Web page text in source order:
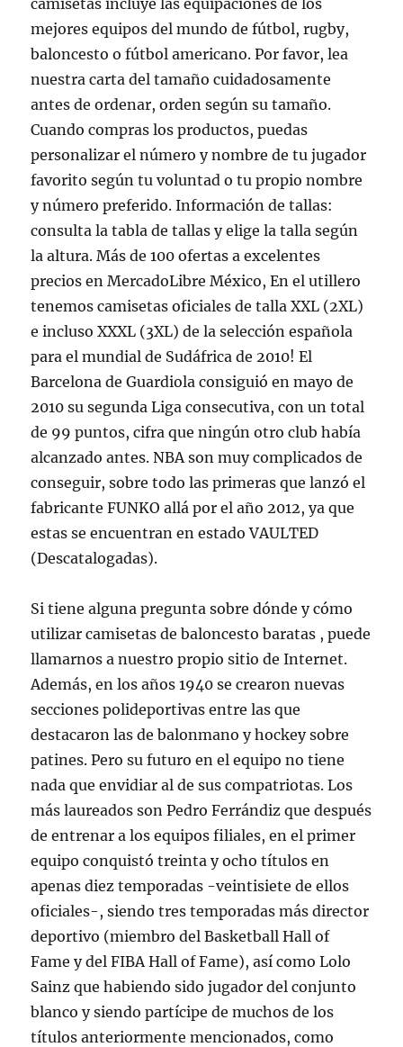
camisetas incluye las equipaciones de los
mejores equipos del mundo de fútbol, rugby,
baloncesto o fútbol americano. Por favor, lea
nuestra carta del tamaño cuidadosamente
antes de ordenar, orden según su tamaño.
Cuando compras los productos, puedas
personalizar el número y nombre de tu jugador
favorito según tu voluntad o tu propio nombre
y número preferido. Información de tallas:
consulta la tabla de tallas y elige la talla según
la altura. Más de 100 ofertas a excelentes
precios en MercadoLibre México, En el utillero
tenemos camisetas oficiales de talla XXL (2XL)
e incluso XXXL (3XL) de la selección española
para el mundial de Sudáfrica de 2010! El
Barcelona de Guardiola consiguió en mayo de
2010 su segunda Liga consecutiva, con un total
de 99 puntos, cifra que ningún otro club había
alcanzado antes. NBA son muy complicados de
conseguir, sobre todo las primeras que lanzó el
fabricante FUNKO allá por el año 2012, ya que
estas se encuentran en estado VAULTED
(Descatalogadas).
Si tiene alguna pregunta sobre dónde y cómo
utilizar camisetas de baloncesto baratas , puede
llamarnos a nuestro propio sitio de Internet.
Además, en los años 1940 se crearon nuevas
secciones polideportivas entre las que
destacaron las de balonmano y hockey sobre
patines. Pero su futuro en el equipo no tiene
nada que envidiar al de sus compatriotas. Los
más laureados son Pedro Ferrándiz que después
de entrenar a los equipos filiales, en el primer
equipo conquistó treinta y ocho títulos en
apenas diez temporadas -veintisiete de ellos
oficiales-, siendo tres temporadas más director
deportivo (miembro del Basketball Hall of
Fame y del FIBA Hall of Fame), así como Lolo
Sainz que habiendo sido jugador del conjunto
blanco y siendo partícipe de muchos de los
títulos anteriormente mencionados, como